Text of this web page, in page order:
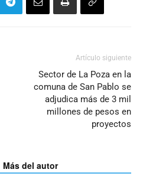
Artículo siguiente
Sector de La Poza en la
comuna de San Pablo se
adjudica más de 3 mil
millones de pesos en
proyectos
Más del autor